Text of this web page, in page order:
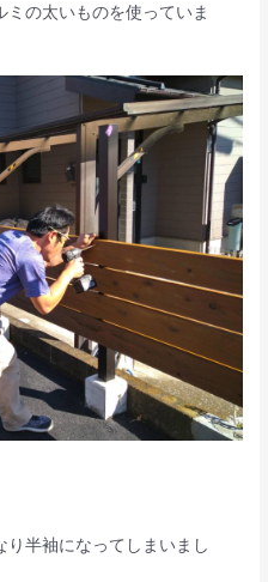
の太いものを使っていま
半袖になってしまいまし